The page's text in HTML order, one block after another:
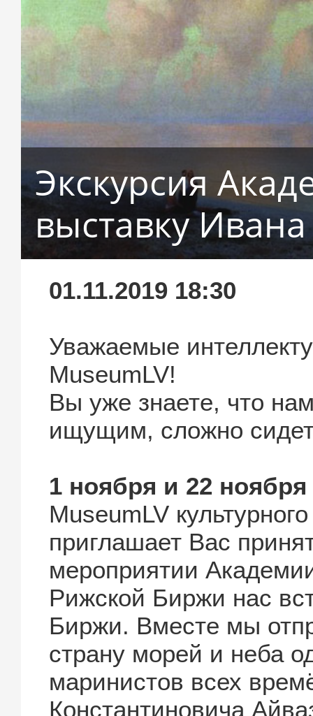
Экскурсия
выставку
01.11.2019 18:30
Уважаемые
MuseumLV!
Вы уже знаете, что
ищущим, сложно
1 ноября и 22 ноября
MuseumLV
приглашает Вас
мероприятии
Рижской Биржи нас
Биржи. Вместе мы
страну морей и неба
маринистов всех
Константиновича